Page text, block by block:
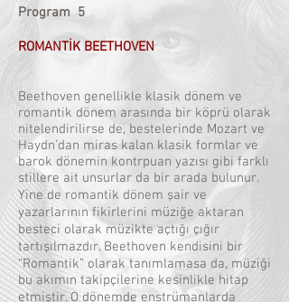
Program 5
ROMANTİK BEETHOVEN
Beethoven genellikle klasik dönem ve
romantik dönem arasında bir köprü olarak
nitelendirilirse de, bestelerinde Mozart ve
Haydn’dan miras kalan klasik formlar ve
barok dönemin kontrpuan yazısı gibi farklı
stillere ait unsurlar da bir arada bulunur.
Yine de romantik dönem şair ve
yazarlarının fikirlerini müziğe aktaran
besteci olarak müzikte açtığı çığır
tartışılmazdır. Beethoven kendisini bir
“Romantik” olarak tanımlamasa da, müziği
bu akımın takipçilerine kesinlikle hitap
etmiştir. O dönemde enstrümanlarda